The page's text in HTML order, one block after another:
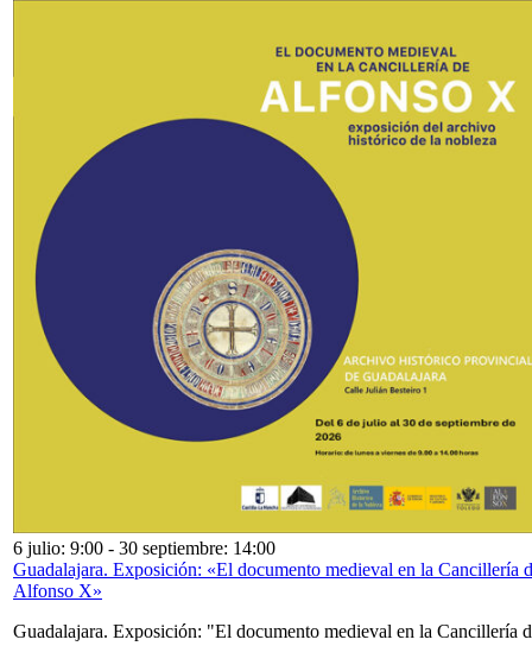
6 julio: 9:00 - 30 septiembre: 14:00
Guadalajara. Exposición: «El documento medieval en la Cancillería
Alfonso X»
Guadalajara. Exposición: "El documento medieval en la Cancillería